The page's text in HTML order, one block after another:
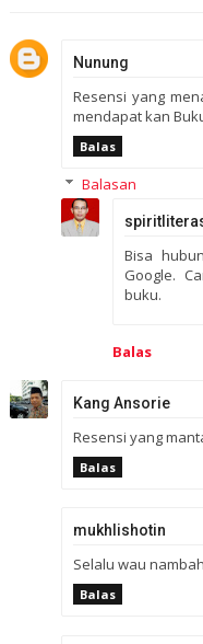
Nunung
Resensi yang
mendapat kan
Balas
Balasan
Bisa
Google.
buku.
Balas
Kang Ansorie
Resensi yang
Balas
mukhlishotin
Selalu wau
Balas